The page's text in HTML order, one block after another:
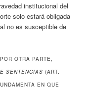
institucional del
solo estará obligada
no es susceptible de
, POR OTRA PARTE,
SENTENCIAS (ART.
EN QUE